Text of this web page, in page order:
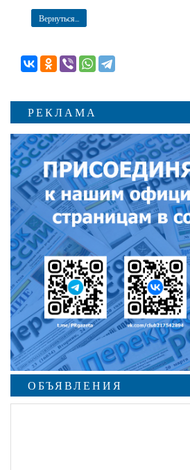
Вернуться...
РЕКЛАМА
ОБЪЯВЛЕНИЯ